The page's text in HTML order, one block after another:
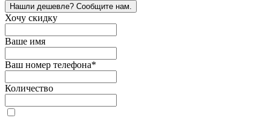
Нашли дешевле? Сообщите нам.
Хочу скидку
Ваше имя
Ваш номер телефона*
Количество